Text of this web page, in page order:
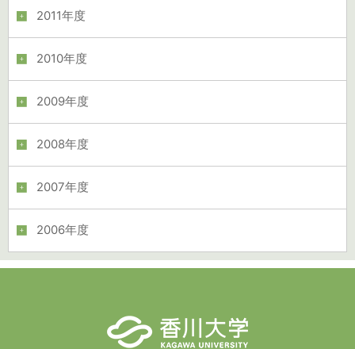
2011年度
2010年度
2009年度
2008年度
2007年度
2006年度